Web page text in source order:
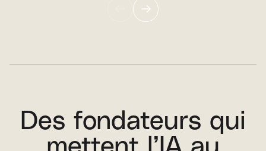
Des fondateurs qui
mettent l’IA au